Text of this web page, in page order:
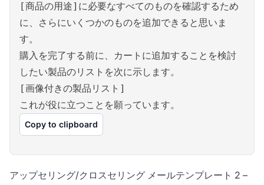
[商品の用途]に必要なすべてのものを確認するため
に、さらにいくつかのものを追加できると思いま
す。
購入を完了する前に、カートに追加することを検討
したい製品のリストを次に示します。
[画像付きの製品リスト]
これが役に立つことを願っています。
Copy to clipboard
アップセリング/クロスセリング メールテンプレート 2 –